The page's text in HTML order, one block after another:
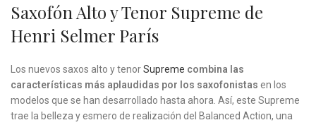
Saxofón Alto y Tenor Supreme de
Henri Selmer París
Los nuevos saxos alto y tenorSupreme combina las
características más aplaudidas por los saxofonistas en los
modelos que se han desarrollado hasta ahora. Así, este Supreme
trae la belleza y esmero de realización del Balanced Action, una